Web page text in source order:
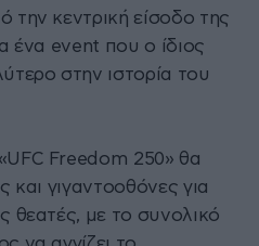
την κεντρική είσοδο της
ένα event που ο ίδιος
στην ιστορία του
Freedom 250» θα
και γιγαντοοθόνες για
θεατές, με το συνολικό